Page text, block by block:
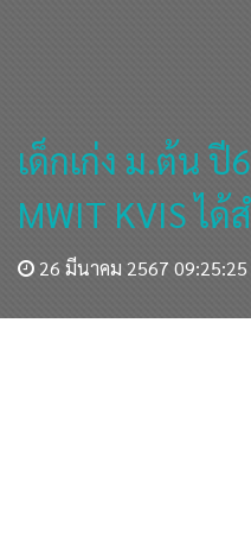
เด็กเก่ง ม.ต้น ปี
MWIT KVIS ได้
26 มีนาคม 2567 09:25:25